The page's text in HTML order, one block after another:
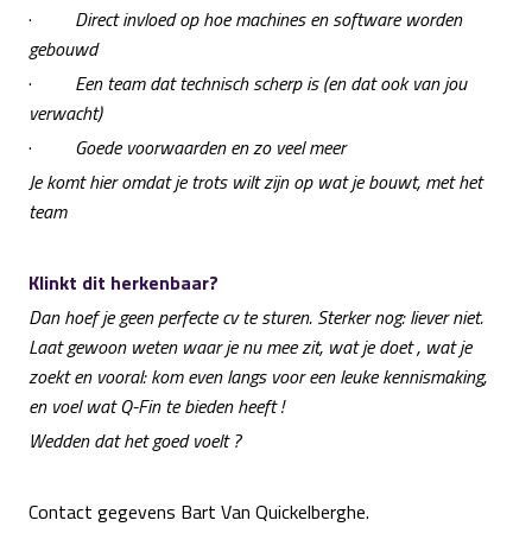
· Direct invloed op hoe machines en software worden
gebouwd
· Een team dat technisch scherp is (en dat ook van jou
verwacht)
· Goede voorwaarden en zo veel meer
Je komt hier omdat je trots wilt zijn op wat je bouwt, met het
team
Klinkt dit herkenbaar?
Dan hoef je geen perfecte cv te sturen. Sterker nog: liever niet.
Laat gewoon weten waar je nu mee zit, wat je doet , wat je
zoekt en vooral: kom even langs voor een leuke kennismaking,
en voel wat Q-Fin te bieden heeft !
Wedden dat het goed voelt ?
Contact gegevens Bart Van Quickelberghe.